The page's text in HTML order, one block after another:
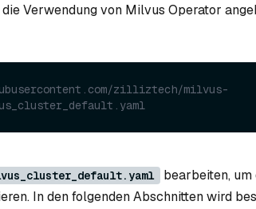
Verwendung von Milvus Operator
zilliztech/milvus-
bearbeiten, um
In den folgenden Abschnitten wird